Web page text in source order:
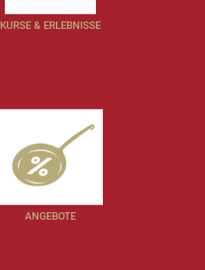
KURSE & ERLEBNISSE
ANGEBOTE